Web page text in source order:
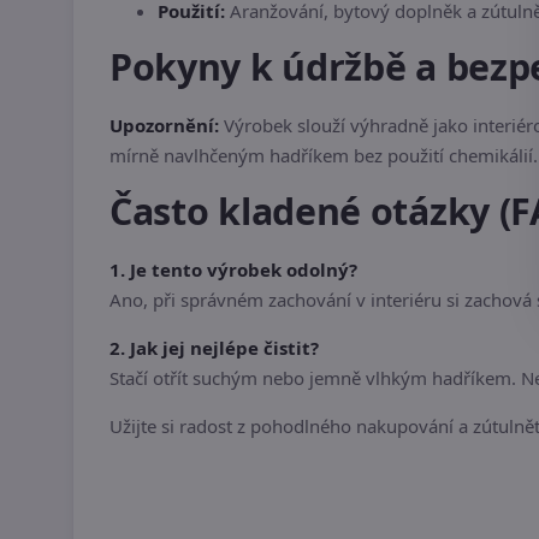
Použití: Aranžování, bytový doplněk a
Pokyny k údržbě a
Upozornění: Výrobek slouží výhradně jako
mírně navlhčeným hadříkem bez použití
Často kladené otázky
1. Je tento výrobek odolný?
Ano, při správném zachování v interiéru si
2. Jak jej nejlépe čistit?
Stačí otřít suchým nebo jemně vlhkým hadříkem.
Užijte si radost z pohodlného nakupování a